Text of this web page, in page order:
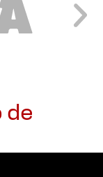
de